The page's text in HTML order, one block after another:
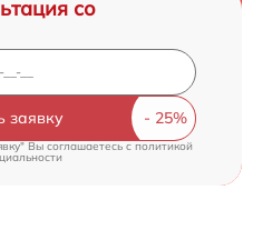
со
заявку
Вы соглашаетесь cполитикой